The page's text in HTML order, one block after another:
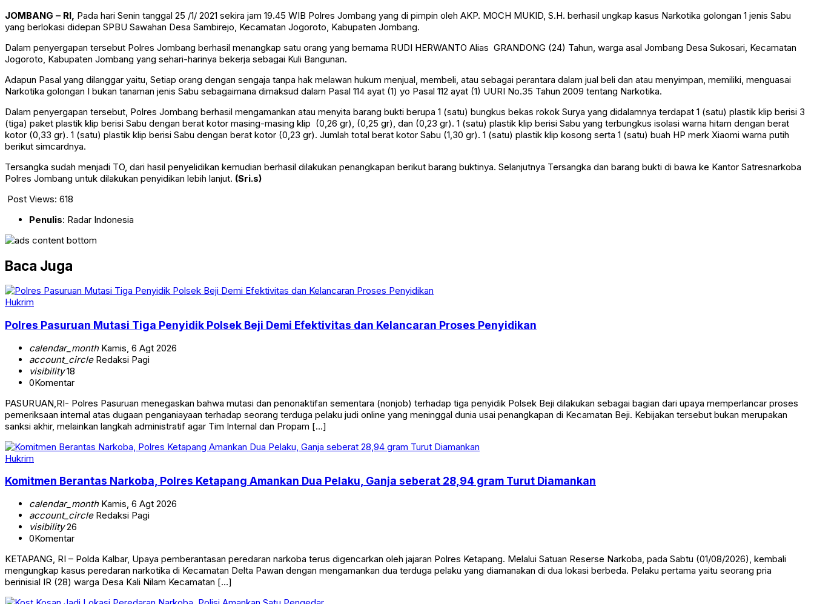
JOMBANG – RI, Pada hari Senin tanggal 25 /1/ 2021 sekira jam 19.45 WIB Polres Jombang yang di pimpin oleh AKP. MOCH MUKID, S.H. berhasil ungkap kasus Narkotika golongan 1 jenis Sabu
yang berlokasi didepan SPBU Sawahan Desa Sambirejo, Kecamatan Jogoroto, Kabupaten Jombang.
Dalam penyergapan tersebut Polres Jombang berhasil menangkap satu orang yang bernama RUDI HERWANTO Alias GRANDONG (24) Tahun, warga asal Jombang Desa Sukosari, Kecamatan
Jogoroto, Kabupaten Jombang yang sehari-harinya bekerja sebagai Kuli Bangunan.
Adapun Pasal yang dilanggar yaitu, Setiap orang dengan sengaja tanpa hak melawan hukum menjual, membeli, atau sebagai perantara dalam jual beli dan atau menyimpan, memiliki, menguasai
Narkotika golongan I bukan tanaman jenis Sabu sebagaimana dimaksud dalam Pasal 114 ayat (1) yo Pasal 112 ayat (1) UURI No.35 Tahun 2009 tentang Narkotika.
Dalam penyergapan tersebut, Polres Jombang berhasil mengamankan atau menyita barang bukti berupa 1 (satu) bungkus bekas rokok Surya yang didalamnya terdapat 1 (satu) plastik klip berisi 3
(tiga) paket plastik klip berisi Sabu dengan berat kotor masing-masing klip (0,26 gr), (0,25 gr), dan (0,23 gr). 1 (satu) plastik klip berisi Sabu yang terbungkus isolasi warna hitam dengan berat
kotor (0,33 gr). 1 (satu) plastik klip berisi Sabu dengan berat kotor (0,23 gr). Jumlah total berat kotor Sabu (1,30 gr). 1 (satu) plastik klip kosong serta 1 (satu) buah HP merk Xiaomi warna putih
berikut simcardnya.
Tersangka sudah menjadi TO, dari hasil penyelidikan kemudian berhasil dilakukan penangkapan berikut barang buktinya. Selanjutnya Tersangka dan barang bukti di bawa ke Kantor Satresnarkoba
Polres Jombang untuk dilakukan penyidikan lebih lanjut. (Sri.s)
Post Views: 618
Penulis: Radar Indonesia
Baca Juga
Hukrim
Polres Pasuruan Mutasi Tiga Penyidik Polsek Beji Demi Efektivitas dan Kelancaran Proses Penyidikan
calendar_monthKamis, 6 Agt 2026
account_circleRedaksi Pagi
visibility18
0Komentar
PASURUAN,RI- Polres Pasuruan menegaskan bahwa mutasi dan penonaktifan sementara (nonjob) terhadap tiga penyidik Polsek Beji dilakukan sebagai bagian dari upaya memperlancar proses
pemeriksaan internal atas dugaan penganiayaan terhadap seorang terduga pelaku judi online yang meninggal dunia usai penangkapan di Kecamatan Beji. Kebijakan tersebut bukan merupakan
sanksi akhir, melainkan langkah administratif agar Tim Internal dan Propam […]
Hukrim
Komitmen Berantas Narkoba, Polres Ketapang Amankan Dua Pelaku, Ganja seberat 28,94 gram Turut Diamankan
calendar_monthKamis, 6 Agt 2026
account_circleRedaksi Pagi
visibility26
0Komentar
KETAPANG, RI – Polda Kalbar, Upaya pemberantasan peredaran narkoba terus digencarkan oleh jajaran Polres Ketapang. Melalui Satuan Reserse Narkoba, pada Sabtu (01/08/2026), kembali
mengungkap kasus peredaran narkotika di Kecamatan Delta Pawan dengan mengamankan dua terduga pelaku yang diamanakan di dua lokasi berbeda. Pelaku pertama yaitu seorang pria
berinisial IR (28) warga Desa Kali Nilam Kecamatan […]